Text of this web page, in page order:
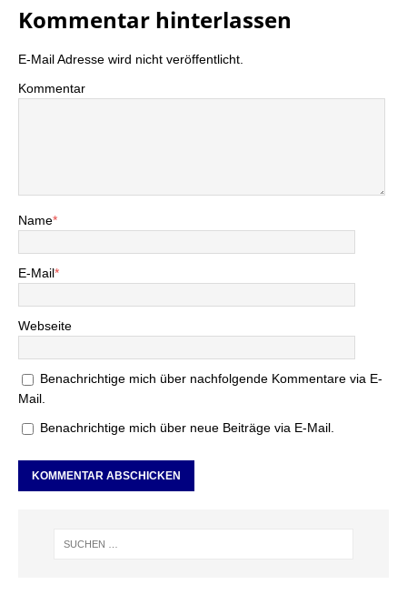
Kommentar hinterlassen
E-Mail Adresse wird nicht veröffentlicht.
Kommentar
Name*
E-Mail*
Webseite
Benachrichtige mich über nachfolgende Kommentare via E-
Mail.
Benachrichtige mich über neue Beiträge via E-Mail.